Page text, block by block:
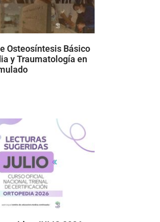
Osteosíntesis Básico
y Traumatología en